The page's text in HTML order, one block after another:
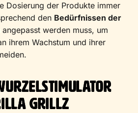
Dosierung der Produkte immer
den Bedürfnissen der
angepasst werden muss, um
ihrem Wachstum und ihrer
GRILLZ